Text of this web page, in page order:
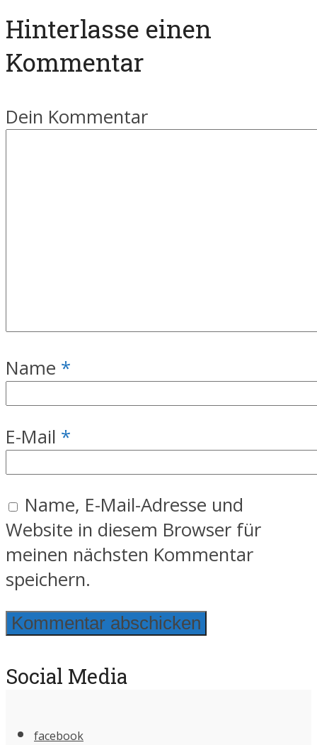
Hinterlasse einen
Kommentar
Dein Kommentar
Name *
E-Mail *
Name, E-Mail-Adresse und
Website in diesem Browser für
meinen nächsten Kommentar
speichern.
Social Media
facebook